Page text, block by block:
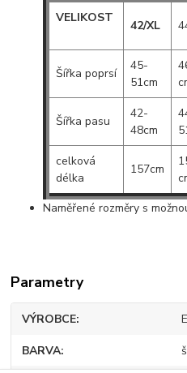
VELIKOST
42/XL
Šířka poprsí
45-
51cm
Šířka pasu
42-
48cm
celková
délka
157cm
Naměřené rozměry s
Parametry
VÝROBCE
BARVA